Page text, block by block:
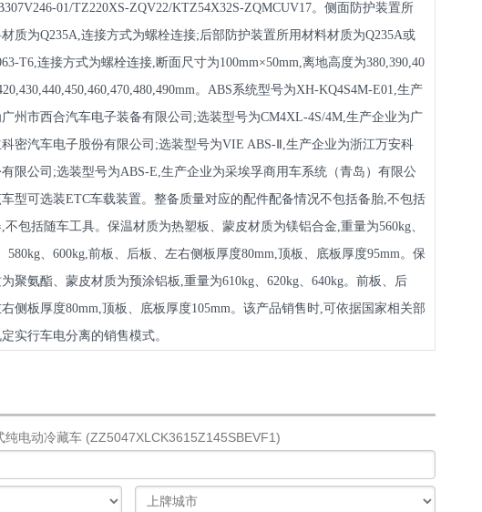
01/TZ220XS-ZQV22/KTZ54X32S-ZQMCUV17。侧面防护装置所
质为Q235A,连接方式为螺栓连接;后部防护装置所用材料材质为Q235A或
T6,连接方式为螺栓连接,断面尺寸为100mm×50mm,离地高度为380,390,40
。ABS系统型号为XH-KQ4S4M-E01,生产
州市西合汽车电子装备有限公司;选装型号为CM4XL-4S/4M,生产企业为广
密汽车电子股份有限公司;选装型号为VIE ABS-Ⅱ,生产企业为浙江万安科
限公司;选装型号为ABS-E,生产企业为采埃孚商用车系统（青岛）有限公
型可选装ETC车载装置。整备质量对应的配件配备情况不包括备胎,不包括
不包括随车工具。保温材质为热塑板、蒙皮材质为镁铝合金,重量为560kg、
580kg、600kg,前板、后板、左右侧板厚度80mm,顶板、底板厚度95mm。保
聚氨酯、蒙皮材质为预涂铝板,重量为610kg、620kg、640kg。前板、后
侧板厚度80mm,顶板、底板厚度105mm。该产品销售时,可依据国家相关部
实行车电分离的销售模式。
纯电动冷藏车 (ZZ5047XLCK3615Z145SBEVF1)